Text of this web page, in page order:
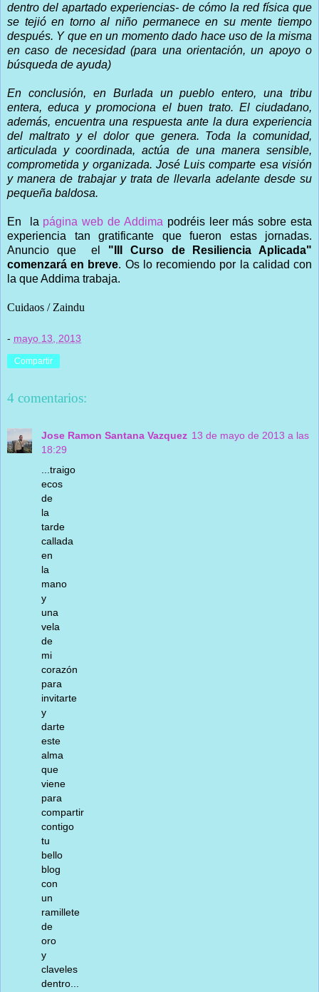
dentro del apartado experiencias- de cómo la red física que
se tejió en torno al niño permanece en su mente tiempo
después. Y que en un momento dado hace uso de la misma
en caso de necesidad (para una orientación, un apoyo o
búsqueda de ayuda)
En conclusión, en Burlada un pueblo entero, una tribu
entera, educa y promociona el buen trato. El ciudadano,
además, encuentra una respuesta ante la dura experiencia
del maltrato y el dolor que genera. Toda la comunidad,
articulada y coordinada, actúa de una manera sensible,
comprometida y organizada. José Luis comparte esa visión
y manera de trabajar y trata de llevarla adelante desde su
pequeña baldosa.
En la página web de Addima podréis leer más sobre esta
experiencia tan gratificante que fueron estas jornadas.
Anuncio que el
"III Curso de Resiliencia Aplicada"
comenzará en breve. Os lo recomiendo por la calidad con
la que Addima trabaja.
Cuidaos / Zaindu
- mayo 13, 2013
Compartir
4 comentarios:
Jose Ramon Santana Vazquez 13 de mayo de 2013 a las
18:29
...traigo
ecos
de
la
tarde
callada
en
la
mano
y
una
vela
de
mi
corazón
para
invitarte
y
darte
este
alma
que
viene
para
compartir
contigo
tu
bello
blog
con
un
ramillete
de
oro
y
claveles
dentro...